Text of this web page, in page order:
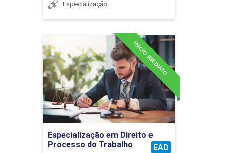
Especialização
Especialização em Direito e
Processo do Trabalho
EAD
INÍCIO IMEDIATO
Especialização em Direito e
Processo do Trabalho
Detalhes do curso
Ir para Inscrição